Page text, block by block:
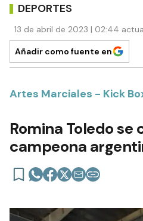
DEPORTES
13 de abril de 2023 | 02:44
Añadir como fuente en
Artes Marciales - Kick
Romina Toledo se
campeona